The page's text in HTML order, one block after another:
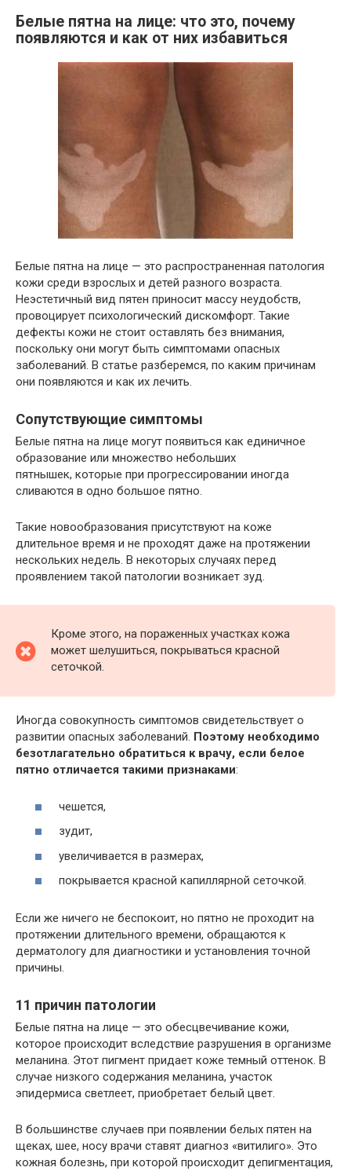
Белые пятна на лице: что это, почему
появляются и как от них избавиться
Белые пятна на лице — это распространенная патология
кожи среди взрослых и детей разного возраста.
Неэстетичный вид пятен приносит массу неудобств,
провоцирует психологический дискомфорт. Такие
дефекты кожи не стоит оставлять без внимания,
поскольку они могут быть симптомами опасных
заболеваний. В статье разберемся, по каким причинам
они появляются и как их лечить.
Сопутствующие симптомы
Белые пятна на лице могут появиться как единичное
образование или множество небольших
пятнышек, которые при прогрессировании иногда
сливаются в одно большое пятно.
Такие новообразования присутствуют на коже
длительное время и не проходят даже на протяжении
нескольких недель. В некоторых случаях перед
проявлением такой патологии возникает зуд.
Кроме этого, на пораженных участках кожа
может шелушиться, покрываться красной
сеточкой.
Иногда совокупность симптомов свидетельствует о
развитии опасных заболеваний. Поэтому необходимо
безотлагательно обратиться к врачу, если белое
пятно отличается такими признаками:
чешется,
зудит,
увеличивается в размерах,
покрывается красной капиллярной сеточкой.
Если же ничего не беспокоит, но пятно не проходит на
протяжении длительного времени, обращаются к
дерматологу для диагностики и установления точной
причины.
11 причин патологии
Белые пятна на лице — это обесцвечивание кожи,
которое происходит вследствие разрушения в организме
меланина. Этот пигмент придает коже темный оттенок. В
случае низкого содержания меланина, участок
эпидермиса светлеет, приобретает белый цвет.
В большинстве случаев при появлении белых пятен на
щеках, шее, носу врачи ставят диагноз «витилиго». Это
кожная болезнь, при которой происходит депигментация,